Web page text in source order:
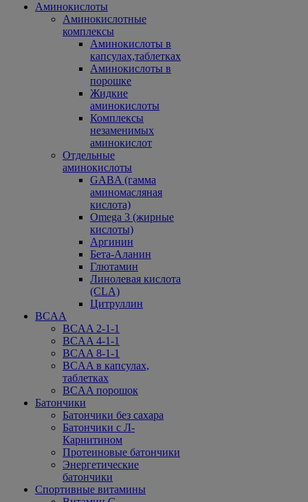
Аминокислоты
Аминокислотные
комплексы
Аминокислоты в
капсулах,таблетках
Аминокислоты в
порошке
Жидкие
аминокислоты
Комплексы
незаменимых
аминокислот
Отдельные
аминокислоты
GABA (гамма
аминомасляная
кислота)
Omega 3 (жирные
кислоты)
Аргинин
Бета-Аланин
Глютамин
Линолевая кислота
(CLA)
Цитруллин
BCAA
BCAA 2-1-1
BCAA 4-1-1
BCAA 8-1-1
BCAA в капсулах,
таблетках
BCAA порошок
Батончики
Батончики без сахара
Батончики с Л-
Карнитином
Протеиновые батончики
Энергетические
батончики
Спортивные витамины